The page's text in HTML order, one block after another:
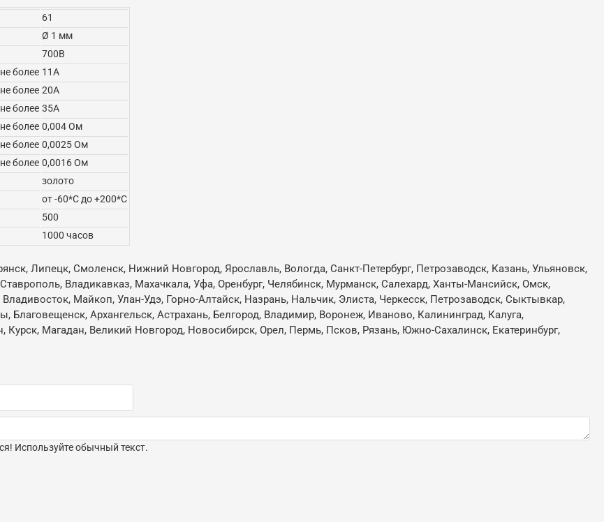
61
Ø 1 мм
700В
более 11А
более 20А
более 35А
более 0,004 Ом
более 0,0025 Ом
более 0,0016 Ом
золото
от -60*С до +200*С
500
1000 часов
Липецк, Смоленск, Нижний Новгород, Ярославль, Вологда, Санкт-Петербург, Петрозаводск, Казань, Ульяновск,
Владикавказ, Махачкала, Уфа, Оренбург, Челябинск, Мурманск, Салехард, Ханты-Мансийск, Омск,
Майкоп, Улан-Удэ, Горно-Алтайск, Назрань, Нальчик, Элиста, Черкесск, Петрозаводск, Сыктывкар,
Архангельск, Астрахань, Белгород, Владимир, Воронеж, Иваново, Калининград, Калуга,
Магадан, Великий Новгород, Новосибирск, Орел, Пермь, Псков, Рязань, Южно-Сахалинск, Екатеринбург,
Используйте обычный текст.